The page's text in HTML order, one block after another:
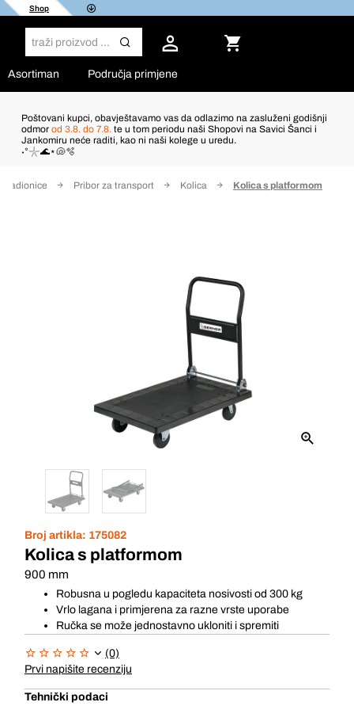
Shop
Asortiman Područja primjene
Poštovani kupci, obavještavamo vas da odlazimo na zasluženi godišnji
odmor od 3.8. do 7.8. te u tom periodu naši Shopovi na Savici Šanci i
Jankomiru neće raditi, kao ni naši kolege u uredu.
˖°𓇼🌊⋆🐚🫧
radionice Pribor za transport Kolica Kolica s platformom
Broj artikla: 175082
Kolica s platformom
900 mm
Robusna u pogledu kapaciteta nosivosti od 300 kg
Vrlo lagana i primjerena za razne vrste uporabe
Ručka se može jednostavno ukloniti i spremiti
(0)
Prvi napišite recenziju
Tehnički podaci